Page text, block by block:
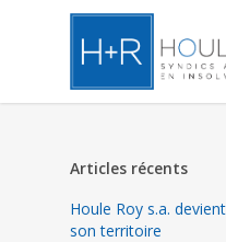
Articles récents
Houle Roy s.a.
son territoire